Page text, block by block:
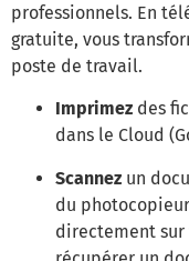
professionnels. En
gratuite, vous
poste de travail.
Imprimez des
dans le Cloud
Scannez un
du
directement sur